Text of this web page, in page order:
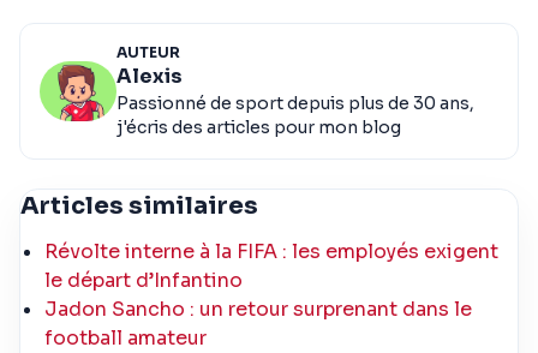
AUTEUR
Alexis
Passionné de sport depuis plus de 30 ans,
j'écris des articles pour mon blog
Articles similaires
Révolte interne à la FIFA : les employés exigent
le départ d’Infantino
Jadon Sancho : un retour surprenant dans le
football amateur